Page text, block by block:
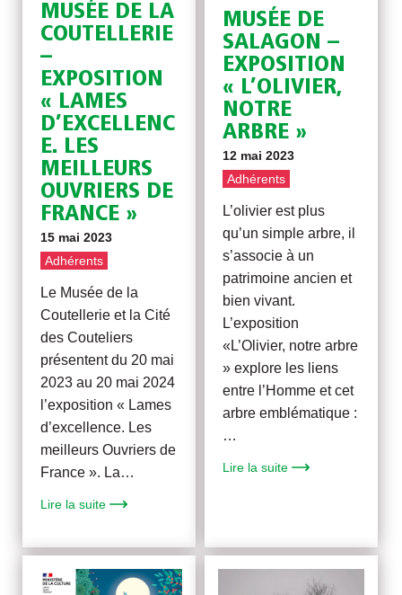
MUSÉE DE LA
COUTELLERIE
–
EXPOSITION
« LAMES
D’EXCELLENC
E. LES
MEILLEURS
OUVRIERS DE
FRANCE »
15 mai 2023
Adhérents
Le Musée de la
Coutellerie et la Cité
des Couteliers
présentent du 20 mai
2023 au 20 mai 2024
l’exposition « Lames
d’excellence. Les
meilleurs Ouvriers de
France ». La…
Lire la suite
MUSÉE DE
SALAGON –
EXPOSITION
« L’OLIVIER,
NOTRE
ARBRE »
12 mai 2023
Adhérents
L’olivier est plus
qu’un simple arbre, il
s’associe à un
patrimoine ancien et
bien vivant.
L’exposition
«L’Olivier, notre arbre
» explore les liens
entre l’Homme et cet
arbre emblématique :
…
Lire la suite